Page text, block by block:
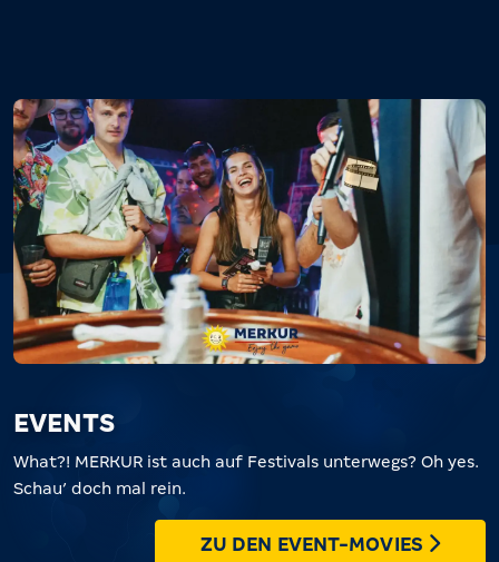
EVENTS
What?! MERKUR ist auch auf Festivals unterwegs? Oh yes.
Schau’ doch mal rein.
ZU DEN EVENT-MOVIES